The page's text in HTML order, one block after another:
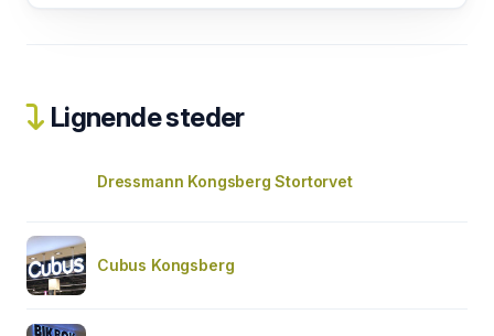
Lignende steder
Dressmann Kongsberg Stortorvet
Cubus Kongsberg